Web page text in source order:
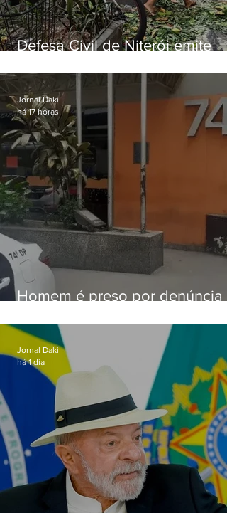
Defesa Civil de Niterói emite
sexta-feira (07)
Homem é preso por denúncia
Alcântara
Jornal Daki
há 17 horas
Jornal Daki
há 1 dia